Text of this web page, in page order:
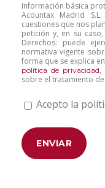
Información básica
Acountax Madrid
cuestiones que nos
petición y, en su
Derechos: puede
normativa vigente
forma que se explica
política de privacidad,
sobre el tratamiento
Acepto la